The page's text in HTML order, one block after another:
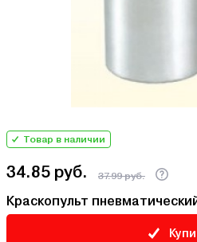
Товар в наличии
34.85 руб. 37.99 руб.
Краскопульт